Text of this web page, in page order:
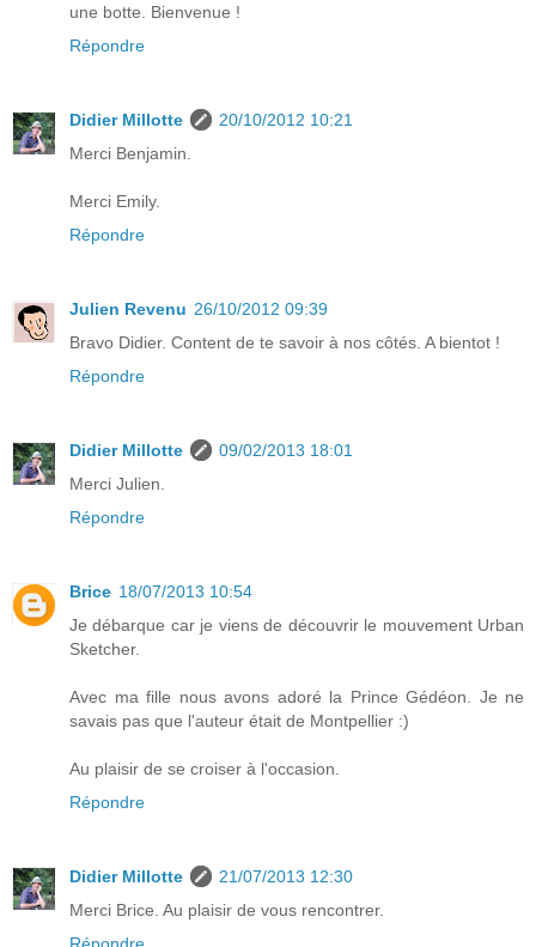
une botte. Bienvenue !
Répondre
Didier Millotte
20/10/2012 10:21
Merci Benjamin.
Merci Emily.
Répondre
Julien Revenu 26/10/2012 09:39
Bravo Didier. Content de te savoir à nos côtés. A bientot !
Répondre
Didier Millotte
09/02/2013 18:01
Merci Julien.
Répondre
Brice 18/07/2013 10:54
Je débarque car je viens de découvrir le mouvement Urban
Sketcher.
Avec ma fille nous avons adoré la Prince Gédéon. Je ne
savais pas que l'auteur était de Montpellier :)
Au plaisir de se croiser à l'occasion.
Répondre
Didier Millotte
21/07/2013 12:30
Merci Brice. Au plaisir de vous rencontrer.
Répondre